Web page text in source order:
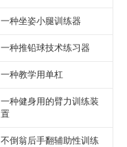
一种坐姿小腿训练器
一种推铅球技术练习器
一种教学用单杠
一种健身用的臂力训练装
置
不倒翁后手翻辅助性训练